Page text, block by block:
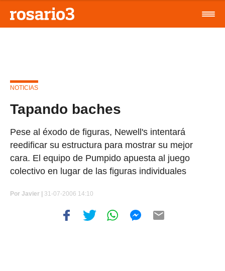
NOTICIAS
Tapando baches
Pese al éxodo de figuras, Newell's intentará
reedificar su estructura para mostrar su mejor
cara. El equipo de Pumpido apuesta al juego
colectivo en lugar de las figuras individuales
Por Javier | 31-07-2006 14:10